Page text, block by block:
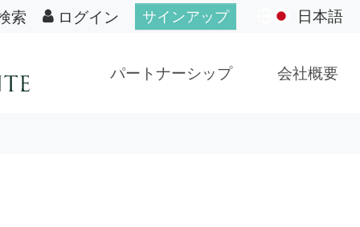
索 ログイン サインアップ 日本語
パートナーシップ 会社概要